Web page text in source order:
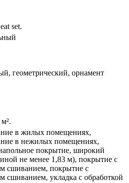
set.
геометрический, орнамент
в жилых помещениях,
в нежилых помещениях,
покрытие, широкий
не менее 1,83 м), покрытие с
сшиванием, покрытие с
сшиванием, укладка с обработкой